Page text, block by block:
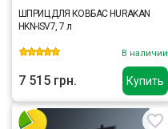
Купить
ШПРИЦ ДЛЯ КОВБАС HURAKAN
HKN-ISV7, 7 л
В наличии
7 515 грн.